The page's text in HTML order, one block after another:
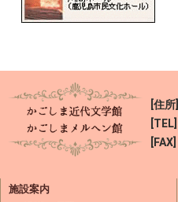
[住所]
[TEL]
[FAX]
施設案内